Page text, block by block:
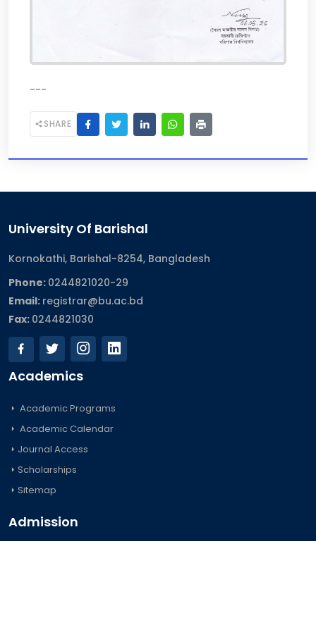
---
SHARE
University Of Barishal
Kornokathi, Barishal-8254, Bangladesh
Phone: 0244821020‬-29
Email: registrar@bu.ac.bd
Fax: 0244821030
Academics
Academic Programs
Academic Calendar
Journal Access
Scholarships
Sitemap
Admission